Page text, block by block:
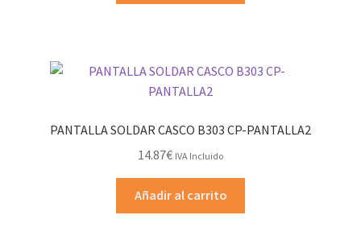
PANTALLA SOLDAR CASCO B303 CP-PANTALLA2
14.87€ IVA Incluido
Añadir al carrito